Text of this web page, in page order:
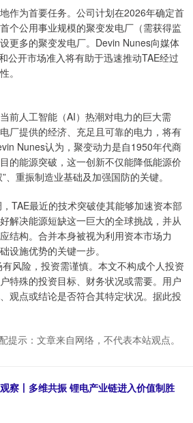
作为首要任务。公司计划在2026年确定首
个公用事业规模的聚变发电厂（需获得监
更多的聚变发电厂。Devin Nunes向媒体
公开市场准入将有助于迅速推动TAE经过
。
前人工智能（AI）热潮对电力的巨大需
厂提供的经济、充足且可靠的电力，将有
Nunes认为，聚变动力是自1950年代商
的能源突破，这一创新不仅能降低能源价
、重振制造业基础及加强国防的关键。
TAE最近的技术突破使其能够加速资本部
解决能源短缺这一巨大的全球挑战，并从
结构。合并本身被视为利用资本市场力
设施优势的关键一步。
风险，投资需谨慎。本文不构成个人投资
特殊的投资目标、财务状况或需要。用户
观点或结论是否符合其特定状况。据此投
提示：文章来自网络，不代表本站观点。
察丨多维共振 锂电产业链进入价值制胜